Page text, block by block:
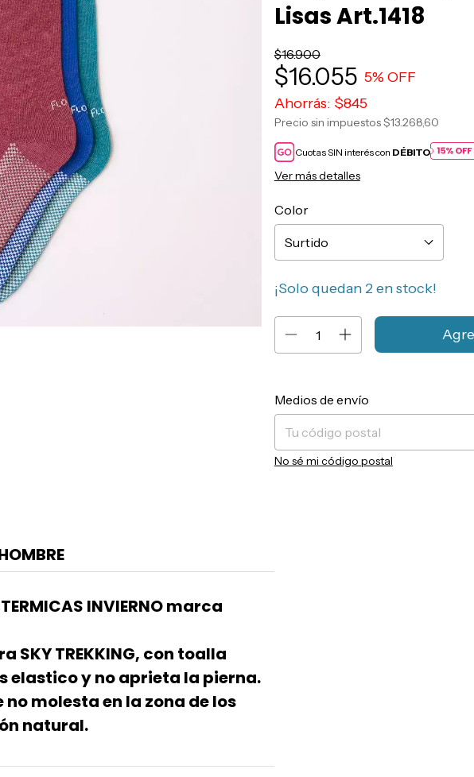
Lisas Art.1418
$16.900
$16.055 5% OFF
Ahorrás: $845
Precio sin impuestos$13.268,60
Cuotas SIN interés con DÉBITO
Ver más detalles
Color
¡Solo quedan 2en stock!
Entregas para el CP:
Medios de envío
No sé mi código postal
INVIERNO marca
TREKKING, con toalla
elastico y no aprieta la pierna.
molesta en la zona de los
natural.